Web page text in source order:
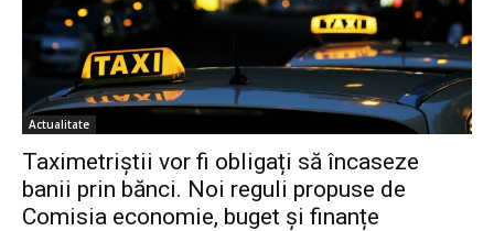
Actualitate
Taximetriștii vor fi obligați să încaseze
banii prin bănci. Noi reguli propuse de
Comisia economie, buget și finanțe